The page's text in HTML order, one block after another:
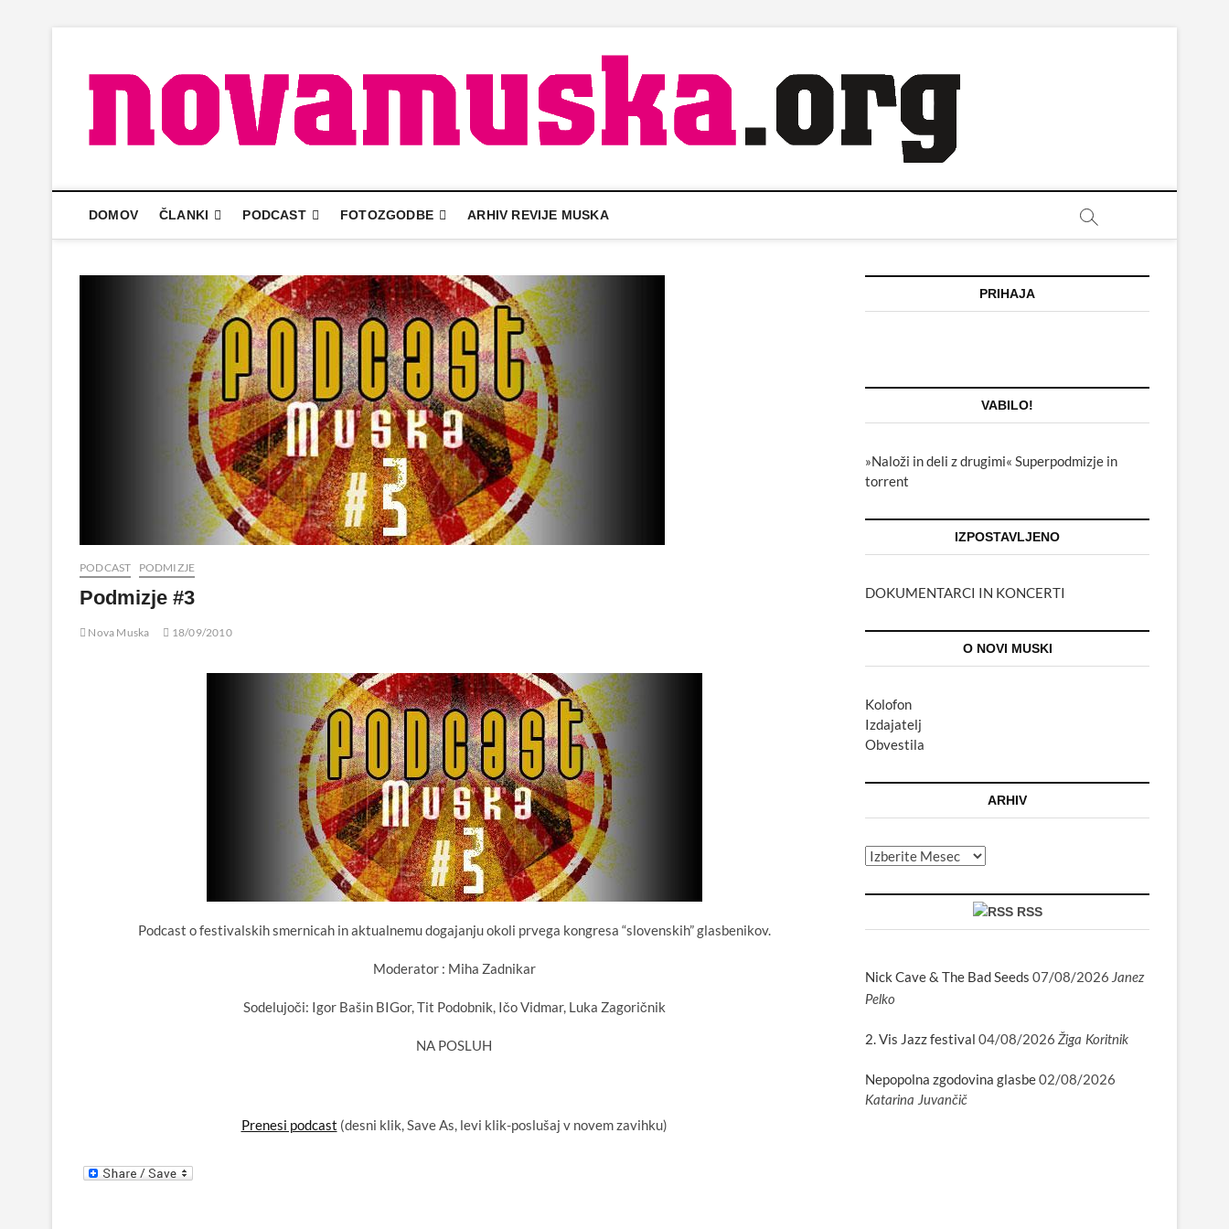
content
DOMOV ČLANKI PODCAST FOTOZGODBE ARHIV REVIJE MUSKA
PODCAST PODMIZJE
Podmizje #3
Nova Muska 18/09/2010
Podcast o festivalskih smernicah in aktualnemu dogajanju okoli prvega kongresa “slovenskih” glasbenikov.
Moderator : Miha Zadnikar
Sodelujoči: Igor Bašin BIGor, Tit Podobnik, Ičo Vidmar, Luka Zagoričnik
NA POSLUH
Prenesi podcast (desni klik, Save As, levi klik-poslušaj v novem zavihku)
PRIHAJA
VABILO!
»Naloži in deli z drugimi« Superpodmizje in
torrent
IZPOSTAVLJENO
DOKUMENTARCI IN KONCERTI
O NOVI MUSKI
Kolofon
Izdajatelj
Obvestila
ARHIV
Arhiv
RSS
Nick Cave & The Bad Seeds 07/08/2026 Janez
Pelko
2. Vis Jazz festival 04/08/2026 Žiga Koritnik
Nepopolna zgodovina glasbe02/08/2026
Katarina Juvančič